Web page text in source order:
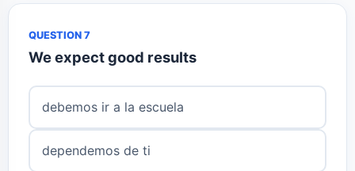
QUESTION 7
We expect good results
debemos ir a la escuela
dependemos de ti